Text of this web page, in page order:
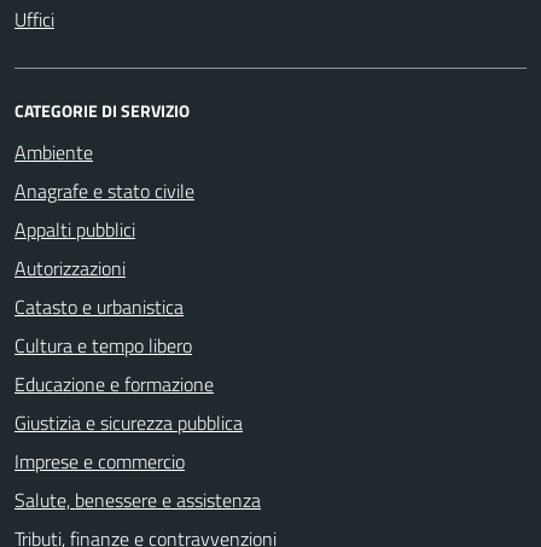
Uffici
CATEGORIE DI SERVIZIO
Ambiente
Anagrafe e stato civile
Appalti pubblici
Autorizzazioni
Catasto e urbanistica
Cultura e tempo libero
Educazione e formazione
Giustizia e sicurezza pubblica
Imprese e commercio
Salute, benessere e assistenza
Tributi, finanze e contravvenzioni